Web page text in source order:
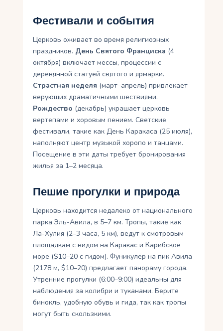
Фестивали и события
Церковь оживает во время религиозных
праздников. День Святого Франциска (4
октября) включает мессы, процессии с
деревянной статуей святого и ярмарки.
Страстная неделя (март–апрель) привлекает
верующих драматичными шествиями.
Рождество (декабрь) украшает церковь
вертепами и хоровым пением. Светские
фестивали, такие как День Каракаса (25 июля),
наполняют центр музыкой хоропо и танцами.
Посещение в эти даты требует бронирования
жилья за 1–2 месяца.
Пешие прогулки и природа
Церковь находится недалеко от национального
парка Эль-Авила, в 5–7 км. Тропы, такие как
Ла-Хулия (2–3 часа, 5 км), ведут к смотровым
площадкам с видом на Каракас и Карибское
море ($10–20 с гидом). Фуникулёр на пик Авила
(2178 м, $10–20) предлагает панораму города.
Утренние прогулки (6:00–9:00) идеальны для
наблюдения за колибри и туканами. Берите
бинокль, удобную обувь и гида, так как тропы
могут быть скользкими.